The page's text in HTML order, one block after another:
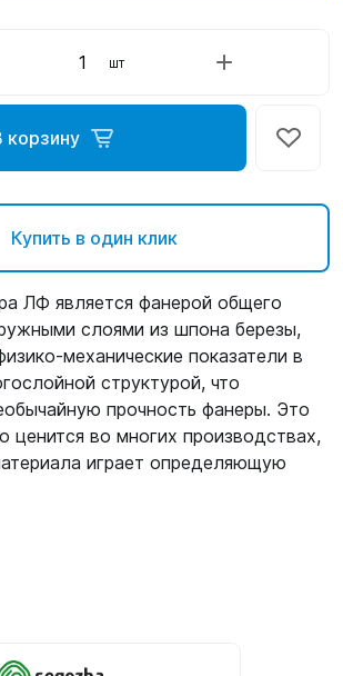
шт
корзину
Купить в один клик
ЛФ является фанерой общего
слоями из шпона березы,
механические показатели в
структурой, что
прочность фанеры. Это
ценится во многих производствах,
играет определяющую